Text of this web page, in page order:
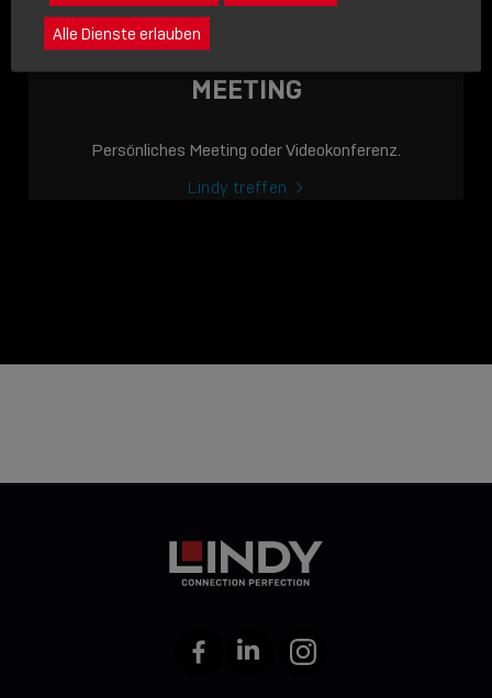
JETZT ONLINE
VERFÜGBAR: DIE
LINDY ACADEMY –
WISSEN, DASMEETING
Persönliches Meeting oder Videokonferenz.
Lindy treffen
FacebookLinkedIn Instagram
Alle Dienste erlauben